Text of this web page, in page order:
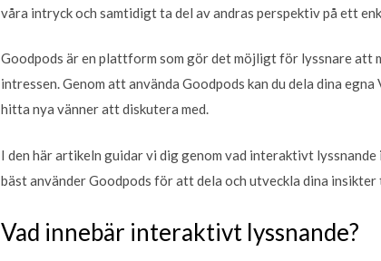
våra intryck och samtidigt ta del av andras perspektiv på ett
Goodpods är en plattform som gör det möjligt för lyssnare att
intressen. Genom att använda Goodpods kan du dela dina
hitta nya vänner att diskutera med.
I den här artikeln guidar vi dig genom vad interaktivt
bäst använder Goodpods för att dela och utveckla dina insikter
Vad innebär interaktivt lyssnande?